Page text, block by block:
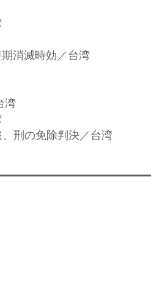
消滅時効／台湾
湾
刑の免除判決／台湾